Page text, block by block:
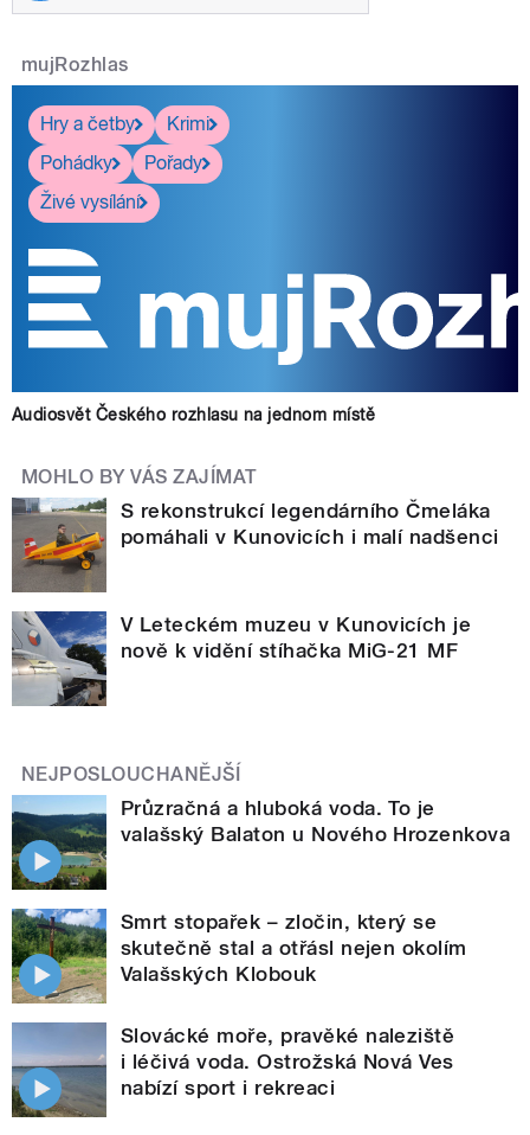
mujRozhlas
Hry a četby
Krimi
Pohádky
Pořady
Živé vysílání
Audiosvět Českého rozhlasu na jednom místě
MOHLO BY VÁS ZAJÍMAT
S rekonstrukcí legendárního Čmeláka
pomáhali v Kunovicích i malí nadšenci
V Leteckém muzeu v Kunovicích je
nově k vidění stíhačka MiG-21 MF
NEJPOSLOUCHANĚJŠÍ
Průzračná a hluboká voda. To je
valašský Balaton u Nového Hrozenkova
Smrt stopařek – zločin, který se
skutečně stal a otřásl nejen okolím
Valašských Klobouk
Slovácké moře, pravěké naleziště
i léčivá voda. Ostrožská Nová Ves
nabízí sport i rekreaci